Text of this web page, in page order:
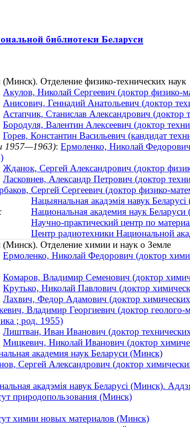
Отделение физико-технических наук
Акулов, Николай Сергеевич (доктор физико-
Анисович, Геннадий Анатольевич (доктор
Астапчик, Станислав Александрович
Бородуля, Валентин Алексеевич (доктор
Горев, Константин Васильевич (кандидат
1957—1963): Ермоленко, Николай
Жданок, Сергей Александрович (доктор
Ласковнев, Александр Петрович (доктор
Сергей Сергеевич (доктор физико-
Нацыянальная акадэмія навук
Национальная академия наук
Научно-практический центр по
Центр радиотехники Национальной
(Минск). Отделение химии и наук о Земле
Ермоленко, Николай Федорович (доктор
Комаров, Владимир Семенович (доктор
Крутько, Николай Павлович (доктор
Лахвич, Федор Адамович (доктор
Владимир Георгиевич (доктор геолого-
; род. 1955)
Лиштван, Иван Иванович (доктор
Мицкевич, Николай Иванович (доктор
академия наук Беларуси (Минск)
Сергей Александрович (доктор
акадэмія навук Беларусі (Минск).
природопользования (Минск)
химии новых материалов (Минск)